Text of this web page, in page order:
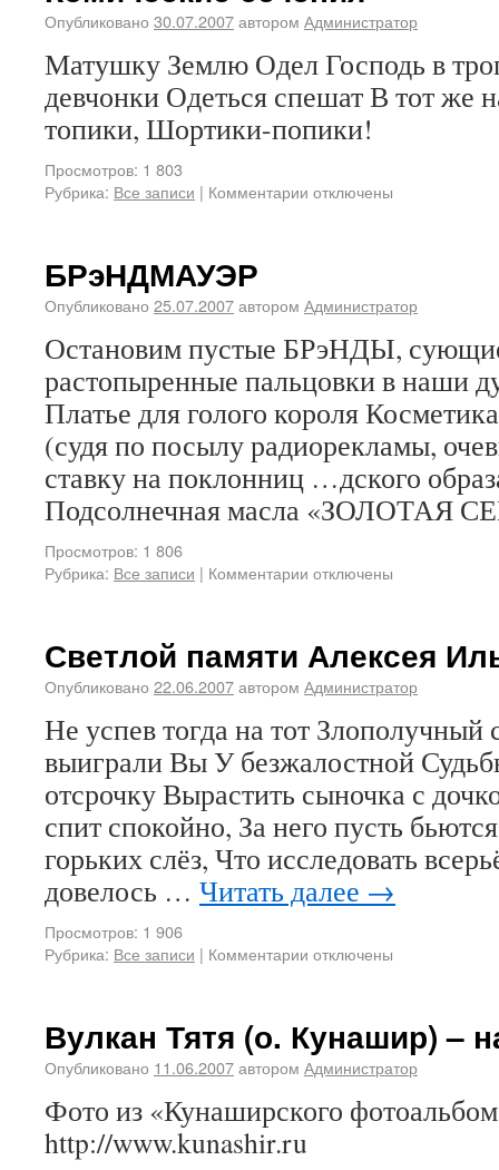
Опубликовано 30.07.2007автором Администратор
Матушку Землю Одел Господь в
девчонки Одеться спешат В тот же
топики, Шортики-попики!
Просмотров: 1 803
Рубрика: Все записи | Комментарии отключены
БРэНДМАУЭР
Опубликовано 25.07.2007автором Администратор
Остановим пустые БРэНДЫ,
растопыренные пальцовки в
Платье для голого короля
(судя по посылу радиорекламы,
ставку на поклонниц …дского
Подсолнечная масла «ЗОЛОТАЯ
Просмотров: 1 806
Рубрика: Все записи | Комментарии отключены
Светлой памяти Алексея
Опубликовано 22.06.2007автором Администратор
Не успев тогда на тот Злополучный
выиграли Вы У безжалостной
отсрочку Вырастить сыночка с
спит спокойно, За него пусть
горьких слёз, Что исследовать
довелось … Читать далее →
Просмотров: 1 906
Рубрика: Все записи | Комментарии отключены
Вулкан Тятя (о. Кунашир) –
Опубликовано 11.06.2007автором Администратор
Фото из «Кунаширского
http://www.kunashir.ru